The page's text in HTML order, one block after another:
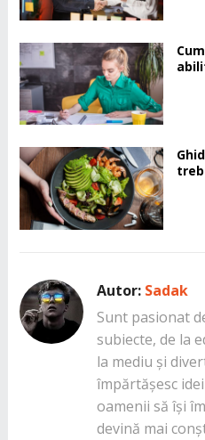
Autor: Sadak
Sunt pasionat
subiecte, de la
la mediu și
împărtășesc
oamenii să își
devină mai